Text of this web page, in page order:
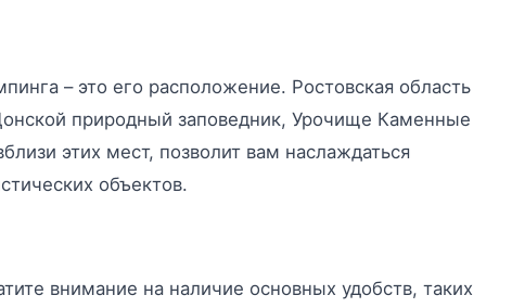
– это его расположение. Ростовская область
природный заповедник, Урочище Каменные
этих мест, позволит вам наслаждаться
объектов.
внимание на наличие основных удобств, таких